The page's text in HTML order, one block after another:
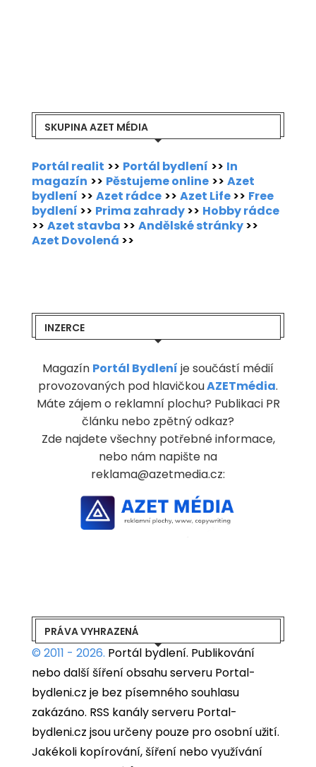
SKUPINA AZET MÉDIA
Portál realit >> Portál bydlení >> In
magazín >> Pěstujeme online >> Azet
bydlení >> Azet rádce >> Azet Life>> Free
bydlení >> Prima zahrady>> Hobby rádce
>> Azet stavba >> Andělské stránky>>
Azet Dovolená >>
INZERCE
Magazín Portál Bydlení je součástí médií
provozovaných pod hlavičkouAZETmédia.
Máte zájem o reklamní plochu? Publikaci PR
článku nebo zpětný odkaz?
Zde najdete všechny potřebné informace,
nebo nám napište na
reklama@azetmedia.cz:
PRÁVA VYHRAZENÁ
© 2011 - 2026. Portál bydlení. Publikování
nebo další šíření obsahu serveru Portal-
bydleni.cz je bez písemného souhlasu
zakázáno. RSS kanály serveru Portal-
bydleni.cz jsou určeny pouze pro osobní užití.
Jakékoli kopírování, šíření nebo využívání